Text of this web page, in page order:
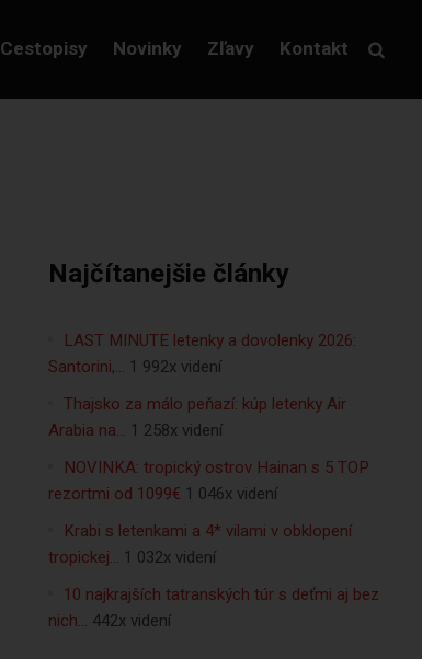
Cestopisy Novinky Zľavy Kontakt
Najčítanejšie články
LAST MINUTE letenky a dovolenky 2026:
Santorini,… 1 992x videní
Thajsko za málo peňazí: kúp letenky Air
Arabia na… 1 258x videní
NOVINKA: tropický ostrov Hainan s 5 TOP
rezortmi od 1099€ 1 046x videní
Krabi s letenkami a 4* vilami v obklopení
tropickej… 1 032x videní
10 najkrajších tatranských túr s deťmi aj bez
nich… 442x videní